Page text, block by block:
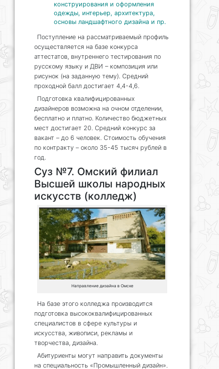
конструирования и оформления
одежды, интерьер, архитектура,
основы ландшафтного дизайна и пр.
Поступление на рассматриваемый профиль
осуществляется на базе конкурса
аттестатов, внутреннего тестирования по
русскому языку и ДВИ – композиция или
рисунок (на заданную тему). Средний
проходной балл достигает 4,4-4,6.
Подготовка квалифицированных
дизайнеров возможна на очном отделении,
бесплатно и платно. Количество бюджетных
мест достигает 20. Средний конкурс за
вакант – до 6 человек. Стоимость обучения
по контракту – около 35-45 тысяч рублей в
год.
Суз №7. Омский филиал
Высшей школы народных
искусств (колледж)
Направление дизайна в Омске
На базе этого колледжа производится
подготовка высококвалифицированных
специалистов в сфере культуры и
искусства, живописи, рекламы и
творчества, дизайна.
Абитуриенты могут направить документы
на специальность «Промышленный дизайн».